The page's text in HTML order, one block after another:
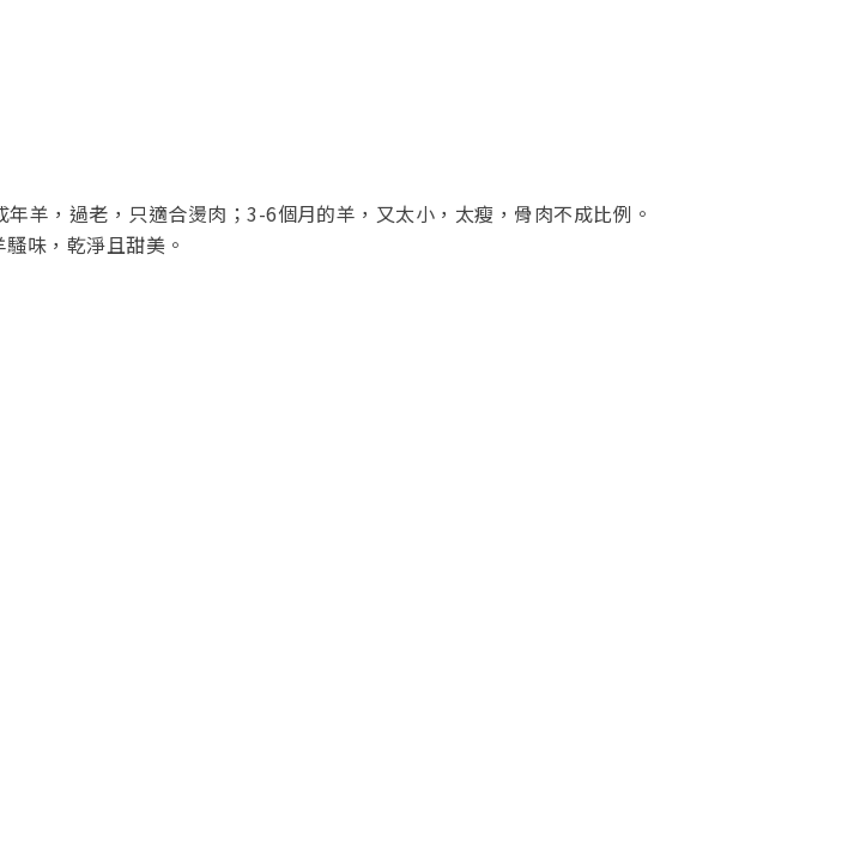
羊，過老，只適合燙肉；3-6個月的羊，又太小，太瘦，骨肉不成比例。
味，乾淨且甜美。